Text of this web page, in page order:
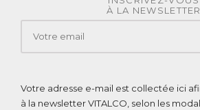
À LA NEWSLETTER
Votre adresse e-mail est collectée ici
à la newsletter VITALCO, selon les